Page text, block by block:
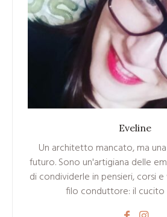
Eveline
Un architetto mancato, ma
futuro. Sono un'artigiana delle
di condividerle in pensieri, corsi
filo conduttore: il cucito